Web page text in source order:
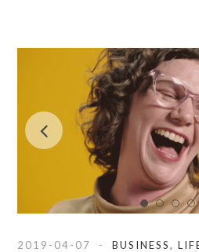
2019-04-07 BUSINESS,